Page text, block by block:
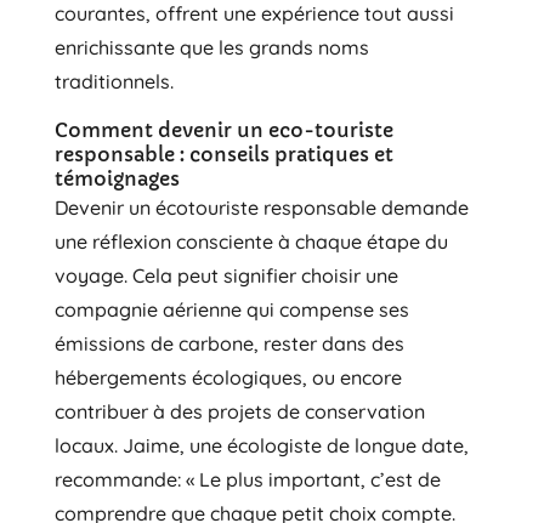
courantes, offrent une expérience tout aussi
enrichissante que les grands noms
traditionnels.
Comment devenir un eco-touriste
responsable : conseils pratiques et
témoignages
Devenir un écotouriste responsable demande
une réflexion consciente à chaque étape du
voyage. Cela peut signifier choisir une
compagnie aérienne qui compense ses
émissions de carbone, rester dans des
hébergements écologiques, ou encore
contribuer à des projets de conservation
locaux. Jaime, une écologiste de longue date,
recommande: « Le plus important, c’est de
comprendre que chaque petit choix compte.